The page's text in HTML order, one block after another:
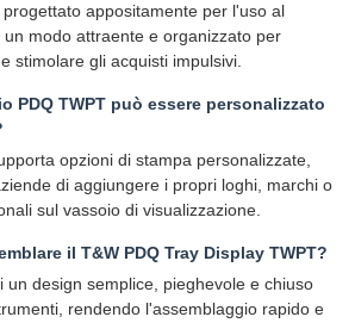
appositamente per l'uso al
modo attraente e organizzato per
stimolare gli acquisti impulsivi.
PDQ TWPT può essere personalizzato
opzioni di stampa personalizzate,
di aggiungere i propri loghi, marchi o
sul vassoio di visualizzazione.
il T&W PDQ Tray Display TWPT?
un design semplice, pieghevole e chiuso
rendendo l'assemblaggio rapido e